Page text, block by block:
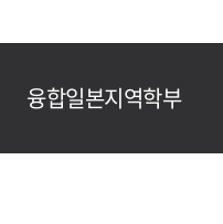
융합일본지역학부